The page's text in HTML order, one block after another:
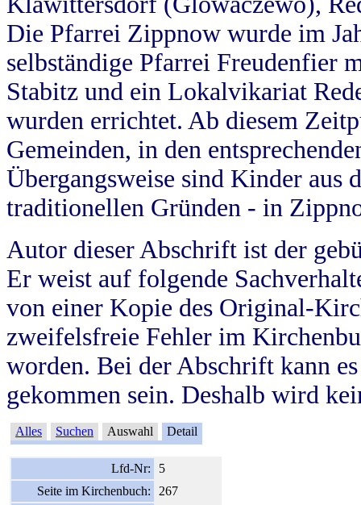
Die Pfarrei Zippnow wurde im
selbständige Pfarrei Freudenfier
Stabitz und ein Lokalvikariat
wurden errichtet. Ab diesem
Gemeinden, in den
Übergangsweise sind Kinder aus
traditionellen Gründen - in
Autor dieser Abschrift ist der
Er weist auf folgende
von einer Kopie des Original-
zweifelsfreie Fehler im
worden. Bei der Abschrift kann
gekommen sein. Deshalb wird
Alles Suchen Auswahl Detail
Lfd-Nr:
5
Seite im Kirchenbuch:
267